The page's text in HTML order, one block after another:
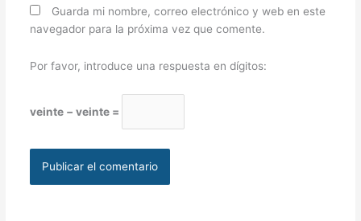
Guarda mi nombre, correo electrónico y web en este
navegador para la próxima vez que comente.
Por favor, introduce una respuesta en dígitos:
veinte − veinte =